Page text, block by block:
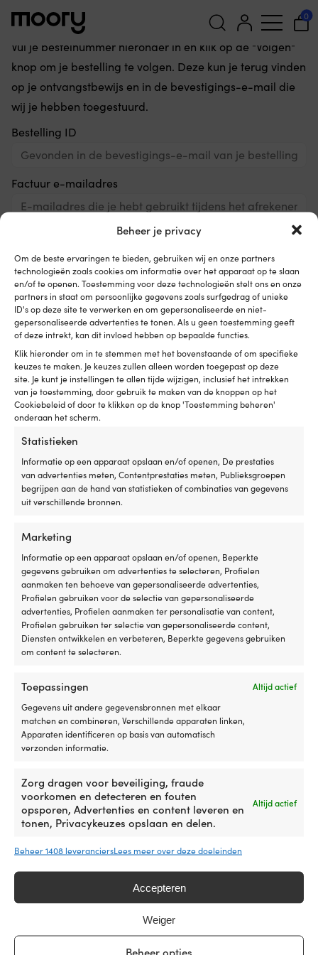
Beheer je privacy
Om de beste ervaringen te bieden, gebruiken wij en onze partners
technologieën zoals cookies om informatie over het apparaat op te slaan
en/of te openen. Toestemming voor deze technologieën stelt ons en onze
partners in staat om persoonlijke gegevens zoals surfgedrag of unieke
ID's op deze site te verwerken en om gepersonaliseerde en niet-
gepersonaliseerde advertenties te tonen. Als u geen toestemming geeft
of deze intrekt, kan dit invloed hebben op bepaalde functies.
Klik hieronder om in te stemmen met het bovenstaande of om specifieke
keuzes te maken. Je keuzes zullen alleen worden toegepast op deze
site. Je kunt je instellingen te allen tijde wijzigen, inclusief het intrekken
van je toestemming, door gebruik te maken van de knoppen op het
Cookiebeleid of door te klikken op de knop 'Toestemming beheren'
onderaan het scherm.
Statistieken
Informatie op een apparaat opslaan en/of openen, De prestaties
van advertenties meten, Contentprestaties meten, Publieksgroepen
begrijpen aan de hand van statistieken of combinaties van gegevens
uit verschillende bronnen.
Marketing
Informatie op een apparaat opslaan en/of openen, Beperkte
gegevens gebruiken om advertenties te selecteren, Profielen
aanmaken ten behoeve van gepersonaliseerde advertenties,
Profielen gebruiken voor de selectie van gepersonaliseerde
advertenties, Profielen aanmaken ter personalisatie van content,
Profielen gebruiken ter selectie van gepersonaliseerde content,
Diensten ontwikkelen en verbeteren, Beperkte gegevens gebruiken
om content te selecteren.
Toepassingen
Altijd actief
Gegevens uit andere gegevensbronnen met elkaar
matchen en combineren, Verschillende apparaten linken,
Apparaten identificeren op basis van automatisch
verzonden informatie.
Zorg dragen voor beveiliging, fraude
voorkomen en detecteren en fouten
opsporen, Advertenties en content leveren en
tonen, Privacykeuzes opslaan en delen.
Altijd actief
Beheer 1408 leveranciersLees meer over deze doeleinden
Accepteren
Weiger
Beheer opties
Zoeken
naar:
0
Volg je bestelling
Vul je bestelnummer hieronder in en klik op de "Volgen"
knop om je bestelling te volgen. Deze kun je terug vinden
op je ontvangstbewijs en in de bevestigings-e-mail die
wij je hebben toegestuurd.
Bestelling ID
Factuur e-mailadres
Volgen
De eenvoudigste prijsgarantie ter
wereld!
Koop nu, vergelijk later.Onze prijsgarantie is
supereenvoudig: wij matchen prijzen van alle
winkels wereldwijd. Je kunt rustig je spullen nu
kopen – vind je ze binnen 14 dagen goedkoper bij
een andere winkel, dan passen wij de prijs
Lees meer over onze prijsgarantie
Zweeds grootste winkel voor bootaccessoires – nu ook
in Nederland en België
25 000 bootaccessoires van 500 merken
Bestellingen vóór 12.30: Vandaag verzonden – binnen
2 dagen in NL/BE
Echte bootexperts helpen je vóór en na je aankoop!
Telefoon :+46 8251546
Wij spreken Engels en Zweeds
EU BTW-nummer: SE559238939801.
Kontakt opnemen
Volg je bestelling
Voorwaarden en informatie